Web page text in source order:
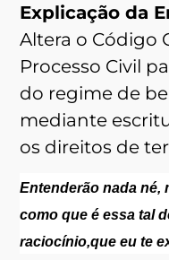
Explicação da
Altera o Código
Processo Civil
do regime de
mediante
os direitos de
Entenderão nada né,
como que é essa tal
raciocínio,que eu te